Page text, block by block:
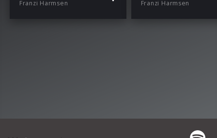
Franzi Harmsen Franzi Harmsen